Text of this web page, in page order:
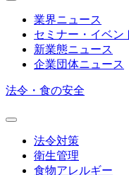
業界ニュース
セミナー・イベン
新業態ニュース
企業団体ニュース
法令・食の安全
法令対策
衛生管理
食物アレルギー